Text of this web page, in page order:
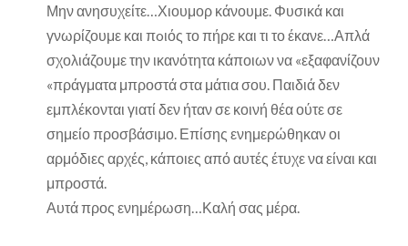
Μην ανησυχείτε…Χιουμορ κάνουμε. Φυσικά και
γνωρίζουμε και πoιός το πήρε και τι το έκανε…Απλά
σχολιάζουμε την ικανότητα κάποιων να «εξαφανίζουν
«πράγματα μπροστά στα μάτια σου. Παιδιά δεν
εμπλέκονται γιατί δεν ήταν σε κοινή θέα ούτε σε
σημείο προσβάσιμο. Επίσης ενημερώθηκαν οι
αρμόδιες αρχές, κάποιες από αυτές έτυχε να είναι και
μπροστά.
Αυτά προς ενημέρωση…Καλή σας μέρα.